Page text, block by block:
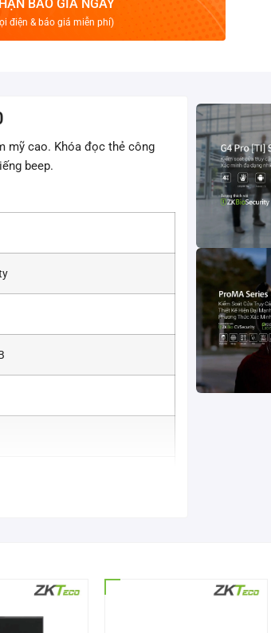
BÁO GIÁ NGAY
điện & báo giá miễn phí)
mỹ cao. Khóa đọc thẻ công
beep.
chuột